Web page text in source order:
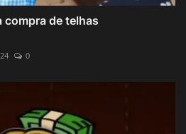
compra de telhas
0